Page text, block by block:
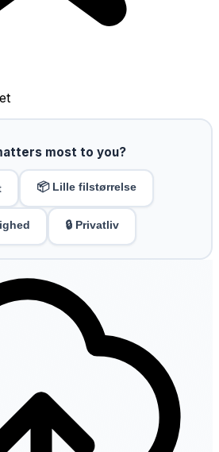
most to you?
📦 Lille filstørrelse
🔒 Privatliv